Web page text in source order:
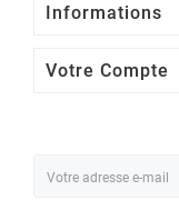
Informations
Votre Compte